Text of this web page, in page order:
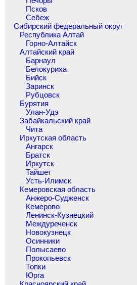
Псков
Себеж
Сибирский федеральный округ
Республика Алтай
Горно-Алтайск
Алтайский край
Барнаул
Белокуриха
Бийск
Заринск
Рубцовск
Бурятия
Улан-Удэ
Забайкальский край
Чита
Иркутская область
Ангарск
Братск
Иркутск
Тайшет
Усть-Илимск
Кемеровская область
Анжеро-Судженск
Кемерово
Ленинск-Кузнецкий
Междуреченск
Новокузнецк
Осинники
Полысаево
Прокопьевск
Топки
Юрга